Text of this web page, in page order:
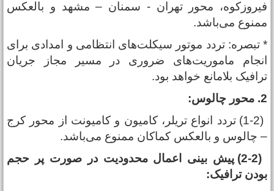
محور تهران - سمنان – مشهد و بالعکس
می‌باشد.
تبصره: تردد موتور سیکلت‌های انتظامی و امدادی برای
ماموریت‌های ضروری در مسیر مجاز جریان
بلامانع خواهد بود.
(1-2) تردد انواع تریلر، کامیون و کامیونت از محور کرج
چالوس و بالعکس کماکان ممنوع می‌باشد.
(2-2) پیش بینی اعمال محدودیت در صورت پر حجم
ترافیک: